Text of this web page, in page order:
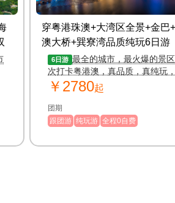
穿粤港珠澳+大湾区全景+金巴
澳大桥+巽寮湾品质纯玩6日游
6日游 最全的城市，最火爆的景
次打卡粤港澳，真品质，真纯玩
轻松游
￥2780起
团期
跟团游 纯玩游 全程0自费